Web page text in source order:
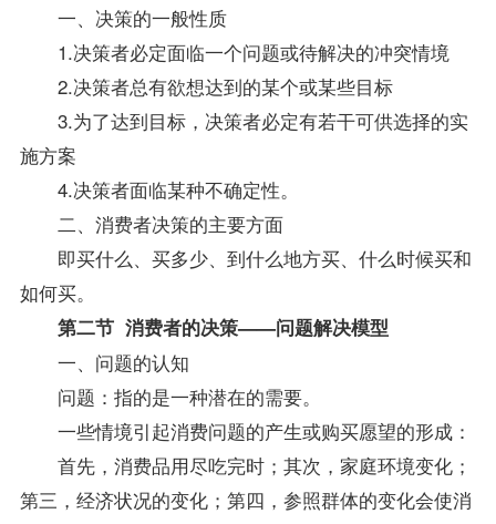
一、决策的一般性质
1.决策者必定面临一个问题或待解决的冲突情境
2.决策者总有欲想达到的某个或某些目标
3.为了达到目标，决策者必定有若干可供选择的实
施方案
4.决策者面临某种不确定性。
二、消费者决策的主要方面
即买什么、买多少、到什么地方买、什么时候买和
如何买。
第二节 消费者的决策——问题解决模型
一、问题的认知
问题：指的是一种潜在的需要。
一些情境引起消费问题的产生或购买愿望的形成：
首先，消费品用尽吃完时；其次，家庭环境变化；
第三，经济状况的变化；第四，参照群体的变化会使消